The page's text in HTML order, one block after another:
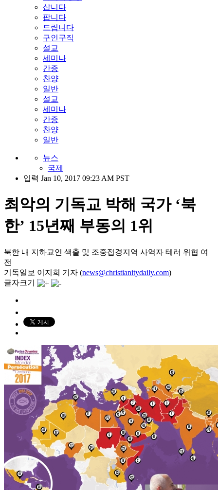
삽니다
팝니다
드립니다
구인구직
설교
세미나
간증
찬양
일반
설교
세미나
간증
찬양
일반
뉴스
국제
입력 Jan 10, 2017 09:23 AM PST
최악의 기독교 박해 국가 ‘북
한’ 15년째 부동의 1위
북한 내 지하교인 색출 및 조중접경지역 사역자 테러 위협 여
전
기독일보 이지희 기자 (news@christianitydaily.com)
글자크기